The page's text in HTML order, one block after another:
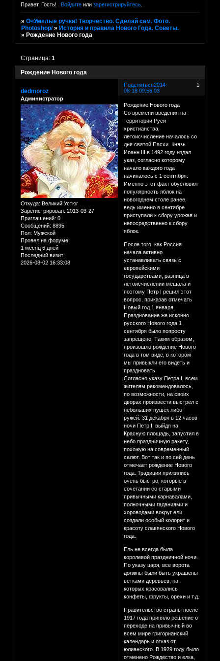
Привет, Гость! Войдитеили зарегистрируйтесь.
»ОчУмелые ручки! Творчество. Сделай сам. Фото.
Photoshop/ » История и правила Нового Года. Советы.
» Рождение Нового года
Рождение Нового года
Страница:1
Поделиться 1
2014-
08-18 09:56:03
dedmoroz
Администратор
Откуда: Великий Устюг
Зарегистрирован: 2013-03-27
Приглашений: 0
Сообщений: 8895
Пол: Мужской
Провел на форуме:
1 месяц 6 дней
Последний визит:
2026-08-02 16:33:08
Рождение Нового года
Со времени введения на
территории Руси
христианства,
летоисчисление началось со
дня святой Пасхи. Князь
Иоанн III в 1492 году издал
указ, согласно которому
начало каждого года
начиналось с 1 сентября.
Именно этот факт обусловил
популярность яблок на
новогоднем столе ранее,
ведь именно в сентябре
приступали к сбору урожая и
непосредственно к сбору
яблок.
После того, как Россия
начала активно
устанавливать связь с
европейскими
государствами, разница в
летоисчислении мешала и
поэтому Петр I решил этот
вопрос, приказав отмечать
Новый год 1 января.
Празднование же исконно
русского Нового года 1
сентября было попросту
запрещено. Таким образом,
произошло рождение Нового
года в том виде, в котором
мы привыкли его видеть и
праздновать.
Согласно указу Петра I, всем
жителям рекомендовалось,
по возможности, на своих
дворах произвести выстрел с
небольших пушек либо
ружей. 31 декабря в 12 часов
ночи Петр I, выйдя на
Красную площадь, запустил в
небо праздничную ракету,
похожую на современный
салют. Вот так и по сей день
отмечает рождение Нового
года. Традиции прижились
очень быстро, которые в
сочетании со старыми
привычными карнавалами,
полночными гаданиями и
хороводами вокруг ели
создали особый колорит и
красоту славянского Нового
года.
Ель не всегда была
королевой праздничной ночи.
По указу царя, все ворота
должны были быть украшены
ветками деревьев, на
которых красовались
конфеты, фрукты, орехи и т.д.
Правительство страны после
1917 года приняло решение о
переходе на привычный во
всем мире григорианский
календарь и отказ от
юлианского. В 1929 году было
отменено Рождество и елка,